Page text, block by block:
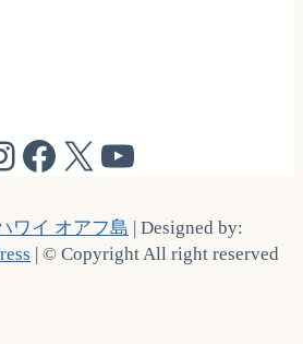
@cptbrucehi
@cptbruce_hi
ワイ オアフ島 | Designed by:
| © Copyright All right reserved